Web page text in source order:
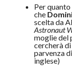
Per
che
scelta da
Astronaut
moglie del
cercherà
parvenza
inglese)